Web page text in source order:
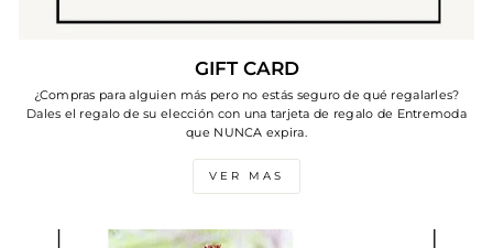
GIFT CARD
¿Compras para alguien más pero no estás seguro de qué regalarles?
Dales el regalo de su elección con una tarjeta de regalo de Entremoda
que NUNCA expira.
VER MAS